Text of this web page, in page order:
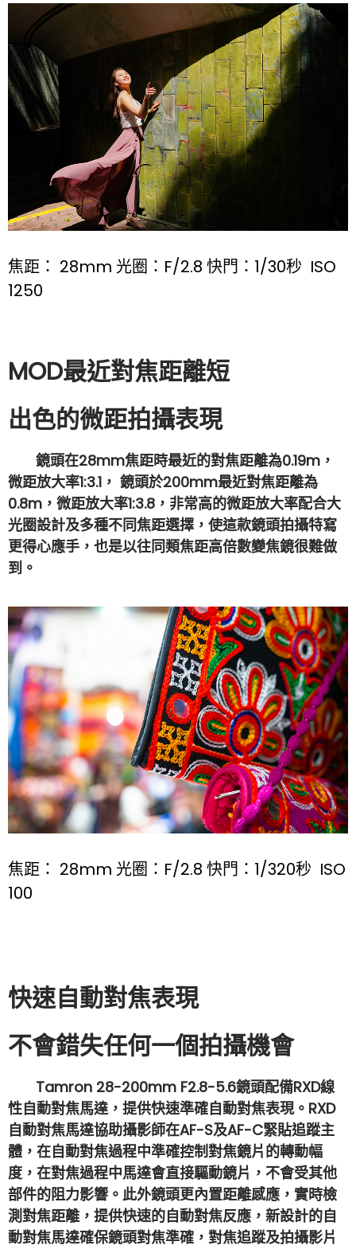
焦距： 28mm 光圈：F/2.8 快門：1/30秒 ISO
1250
MOD最近對焦距離短
出色的微距拍攝表現
鏡頭在28mm焦距時最近的對焦距離為0.19m，
微距放大率1:3.1， 鏡頭於200mm最近對焦距離為
0.8m，微距放大率1:3.8，非常高的微距放大率配合大
光圈設計及多種不同焦距選擇，使這款鏡頭拍攝特寫
更得心應手，也是以往同類焦距高倍數變焦鏡很難做
到。
焦距： 28mm 光圈：F/2.8 快門：1/320秒 ISO
100
快速自動對焦表現
不會錯失任何一個拍攝機會
Tamron 28-200mm F2.8-5.6鏡頭配備RXD線
性自動對焦馬達，提供快速準確自動對焦表現。RXD
自動對焦馬達協助攝影師在AF-S及AF-C緊貼追蹤主
體，在自動對焦過程中準確控制對焦鏡片的轉動幅
度，在對焦過程中馬達會直接驅動鏡片，不會受其他
部件的阻力影響。此外鏡頭更內置距離感應，實時檢
測對焦距離，提供快速的自動對焦反應，新設計的自
動對焦馬達確保鏡頭對焦準確，對焦追蹤及拍攝影片